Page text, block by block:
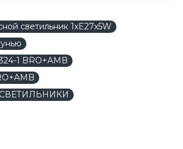
светильник 1xE27x5W
1 BRO+AMB